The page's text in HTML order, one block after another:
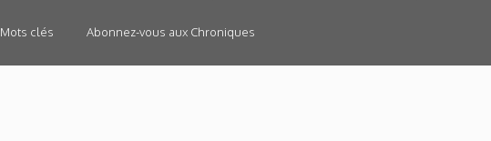
Mots clés Abonnez-vous aux Chroniques